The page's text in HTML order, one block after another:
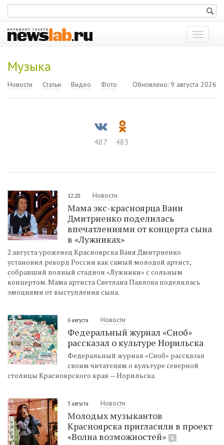
Показать
меню
Музыка
Новости Статьи Видео Фото Обновлено: 9 августа 2026
487 483
12:20 Новости
Мама экс-красноярца Вани
Дмитриенко поделилась
впечатлениями от концерта сына
в «Лужниках»
2 августа уроженец Красноярска Ваня Дмитриенко
установил рекорд России как самый молодой артист,
собравший полный стадион «Лужники» с сольным
концертом. Мама артиста Светлана Павлова поделилась
эмоциями от выступления сына.
6 августа Новости
Федеральный журнал «Сноб»
рассказал о культуре Норильска
Федеральный журнал «Сноб» рассказал
своим читателям о культуре северной
столицы Красноярского края — Норильска.
3 августа Новости
Молодых музыкантов
Красноярска пригласили в проект
«Волна возможностей»
6